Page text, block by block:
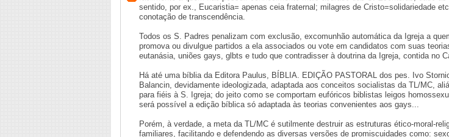
sentido, por ex., Eucaristia= apenas ceia fraternal; milagres de Cristo=solidariedade
conotação de transcendência.
Todos os S. Padres penalizam com exclusão, excomunhão automática da Igreja a
promova ou divulgue partidos a ela associados ou vote em candidatos com suas
eutanásia, uniões gays, glbts e tudo que contradisser à doutrina da Igreja, contida no
Há até uma bíblia da Editora Paulus, BÍBLIA. EDIÇÃO PASTORAL dos pes. Ivo
Balancin, devidamente ideologizada, adaptada aos conceitos socialistas da TL/MC,
para fiéis à S. Igreja; do jeito como se comportam eufóricos biblistas leigos
será possível a edição bíblica só adaptada às teorias convenientes aos gays...
Porém, à verdade, a meta da TL/MC é sutilmente destruir as estruturas ético-moral-
familiares, facilitando e defendendo as diversas versões de promiscuidades como: